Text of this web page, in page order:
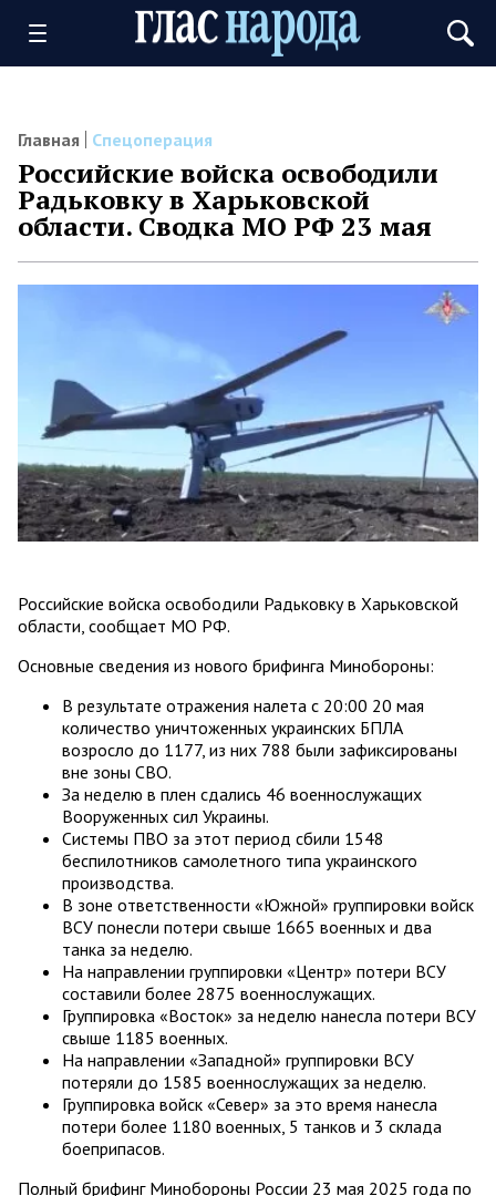
Главная Спецоперация
Российские войска освободили
Радьковку в Харьковской
области. Сводка МО РФ 23 мая
Российские войска освободили Радьковку в Харьковской
области, сообщает МО РФ.
Основные сведения из нового брифинга Минобороны:
В результате отражения налета с 20:00 20 мая
количество уничтоженных украинских БПЛА
возросло до 1177, из них 788 были зафиксированы
вне зоны СВО.
За неделю в плен сдались 46 военнослужащих
Вооруженных сил Украины.
Системы ПВО за этот период сбили 1548
беспилотников самолетного типа украинского
производства.
В зоне ответственности «Южной» группировки войск
ВСУ понесли потери свыше 1665 военных и два
танка за неделю.
На направлении группировки «Центр» потери ВСУ
составили более 2875 военнослужащих.
Группировка «Восток» за неделю нанесла потери ВСУ
свыше 1185 военных.
На направлении «Западной» группировки ВСУ
потеряли до 1585 военнослужащих за неделю.
Группировка войск «Север» за это время нанесла
потери более 1180 военных, 5 танков и 3 склада
боеприпасов.
Полный брифинг Минобороны России 23 мая 2025 года по